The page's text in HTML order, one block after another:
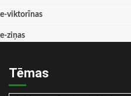
e-viktorīnas
e-ziņas
Tēmas